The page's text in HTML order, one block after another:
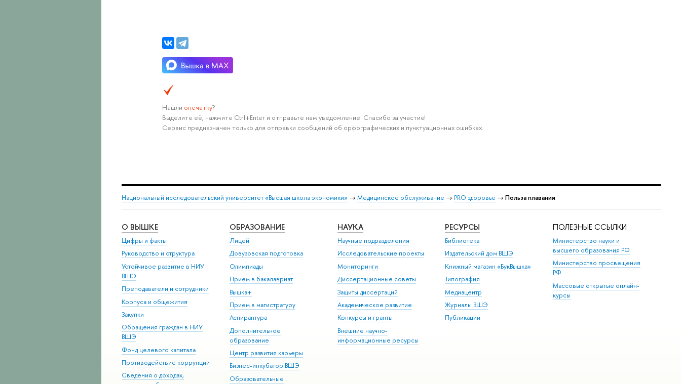
Нашли опечатку?
Выделите её, нажмите Ctrl+Enter и отправьте нам уведомление. Спасибо за участие!
Сервис предназначен только для отправки сообщений об орфографических и пунктуационных ошибках.
Национальный исследовательский университет «Высшая школа экономики» → Медицинское обслуживание → PRO здоровье → Польза плавания
О ВЫШКЕ
Цифры и факты
Руководство и структура
Устойчивое развитие в НИУ
ВШЭ
Преподаватели и сотрудники
Корпуса и общежития
Закупки
Обращения граждан в НИУ
ВШЭ
Фонд целевого капитала
Противодействие коррупции
Сведения о доходах,
ОБРАЗОВАНИЕ
Лицей
Довузовская подготовка
Олимпиады
Прием в бакалавриат
Вышка+
Прием в магистратуру
Аспирантура
Дополнительное
образование
Центр развития карьеры
Бизнес-инкубатор ВШЭ
Образовательные
НАУКА
Научные подразделения
Исследовательские проекты
Мониторинги
Диссертационные советы
Защиты диссертаций
Академическое развитие
Конкурсы и гранты
Внешние научно-
информационные ресурсы
РЕСУРСЫ
Библиотека
Издательский дом ВШЭ
Книжный магазин «БукВышка»
Типография
Медиацентр
Журналы ВШЭ
Публикации
ПОЛЕЗНЫЕ ССЫЛКИ
Министерство науки и
высшего образования РФ
Министерство просвещения
РФ
Массовые открытые онлайн-
курсы